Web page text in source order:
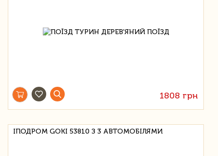
1808 грн
ІПОДРОМ GOKI 53810 З 3 АВТОМОБІЛЯМИ